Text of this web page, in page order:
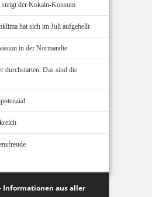
steigt der Kokain-Konsum
hat sich im Juli aufgehellt
in der Normandie
durchstarten: Das sind die
Informationen aus aller